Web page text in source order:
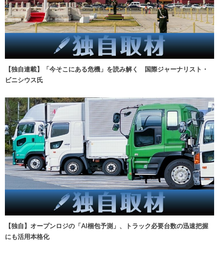
【独自連載】「今そこにある危機」を読み解く 国際ジャーナリスト・
ビニシウス氏
【独自】オープンロジの「AI梱包予測」、トラック必要台数の迅速把握
にも活用本格化